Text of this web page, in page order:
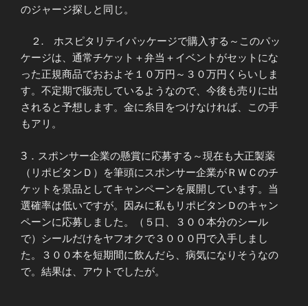
のジャージ探しと同じ。
２. ホスピタリテイパッケージで購入する～このパッ
ケージは、通常チケット＋弁当＋イベントがセットにな
った正規商品でおおよそ１０万円～３０万円くらいしま
す。不定期で販売しているようなので、今後も売りに出
されると予想します。金に糸目をつけなければ、この手
もアリ。
3．スポンサー企業の懸賞に応募する～現在も大正製薬
（リポビタンＤ）を筆頭にスポンサー企業がＲＷＣのチ
ケットを景品としてキャンペーンを展開しています。当
選確率は低いですが。因みに私もリポビタンＤのキャン
ペーンに応募しました。（５口、３００本分のシール
で）シールだけをヤフオクで３０００円で入手しまし
た。３００本を短期間に飲んだら、病気になりそうなの
で。結果は、アウトでしたが。